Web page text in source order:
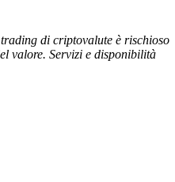
di criptovalute è rischioso
valore. Servizi e disponibilità